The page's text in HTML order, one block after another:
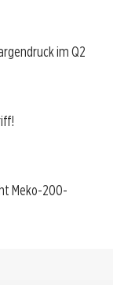
im Q2
Meko-200-